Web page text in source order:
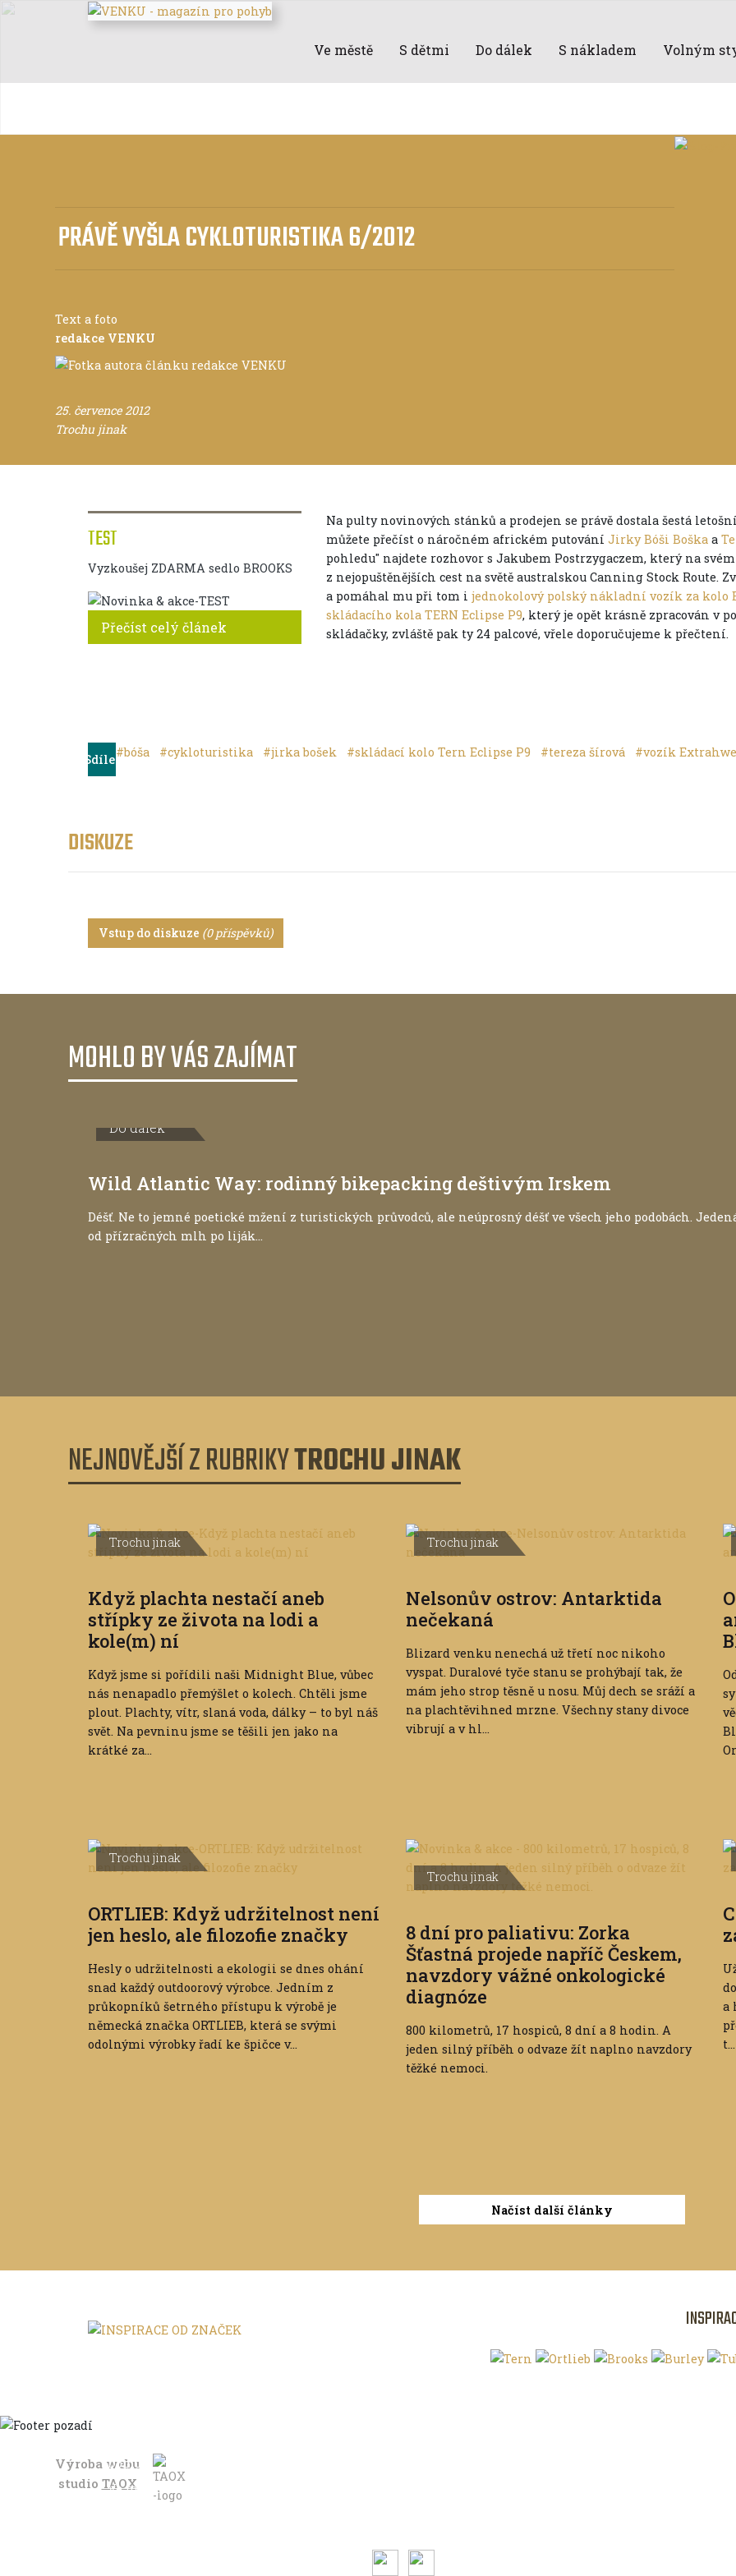
Ve městě S dětmi Do dálek S nákladem Volným
PRÁVĚ VYŠLA CYKLOTURISTIKA 6/2012
Text a foto
redakce VENKU
25. července 2012
Trochu jinak
TEST
Vyzkoušej ZDARMA sedlo BROOKS
Přečíst celý článek
Na pulty novinových stánků a prodejen se právě dostala šestá
můžete přečíst o náročném africkém putování Jirky Bóši Boška a
pohledu" najdete rozhovor s Jakubem Postrzygaczem, který na
z nejopuštěnějších cest na světě australskou Canning Stock Route.
a pomáhal mu při tom i jednokolový polský nákladní vozík za kolo
skládacího kola TERN Eclipse P9, který je opět krásně zpracován v
skládačky, zvláště pak ty 24 palcové, vřele doporučujeme k přečtení.
Sdílet#bóša #cykloturistika #jirka bošek #skládací kolo Tern Eclipse P9 #tereza šírová #vozík
DISKUZE
Vstup do diskuze (0 příspěvků)
MOHLO BY VÁS ZAJÍMAT
Do dálek
Wild Atlantic Way: rodinný bikepacking deštivým Irskem
Déšť. Ne to jemné poetické mžení z turistických průvodců, ale neúprosný déšť ve všech jeho podobách.
od přízračných mlh po liják...
NEJNOVĚJŠÍ Z RUBRIKYTROCHU JINAK
Trochu jinak
Když plachta nestačí aneb
střípky ze života na lodi a
kole(m) ní
Když jsme si pořídili naši Midnight Blue, vůbec
nás nenapadlo přemýšlet o kolech. Chtěli jsme
plout. Plachty, vítr, slaná voda, dálky – to byl náš
svět. Na pevninu jsme se těšili jen jako na
krátké za...
Trochu jinak
Nelsonův ostrov: Antarktida
nečekaná
Blizard venku nenechá už třetí noc nikoho
vyspat. Duralové tyče stanu se prohýbají tak, že
mám jeho strop těsně u nosu. Můj dech se sráží a
na plachtěvihned mrzne. Všechny stany divoce
vibrují a v hl...
Trochu jinak
ORTLIEB: Když udržitelnost není
jen heslo, ale filozofie značky
Hesly o udržitelnosti a ekologii se dnes ohání
snad každý outdoorový výrobce. Jedním z
průkopníků šetrného přístupu k výrobě je
německá značka ORTLIEB, která se svými
odolnými výrobky řadí ke špičce v...
Trochu jinak
8 dní pro paliativu: Zorka
Šťastná projede napříč Českem,
navzdory vážné onkologické
diagnóze
800 kilometrů, 17 hospiců, 8 dní a 8 hodin. A
jeden silný příběh o odvaze žít naplno navzdory
těžké nemoci.
a
t...
Načíst další články
Výroba webu
studio TAOX
Domů
Ve městě